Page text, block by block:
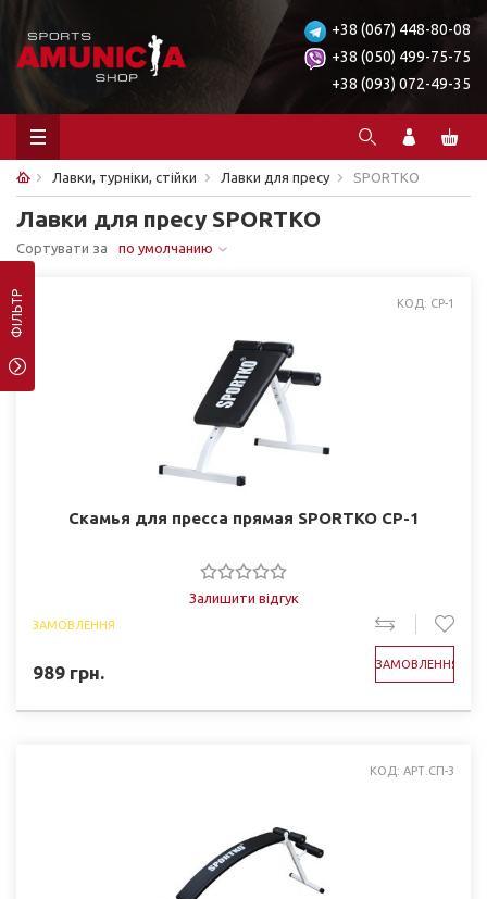
+38 (067) 448-80-08
+38 (050) 499-75-75
+38 (093) 072-49-35
Лавки, турніки, стійки Лавки для пресу SPORTKO
Лавки для пресу SPORTKO
Сортувати за по умолчанию
ФІЛЬТР КОД: CP-1
Скамья для пресса прямая SPORTKO CP-1
Залишити відгук
ЗАМОВЛЕННЯ
989 грн. ЗАМОВЛЕННЯ
КОД: АРТ.СП-3